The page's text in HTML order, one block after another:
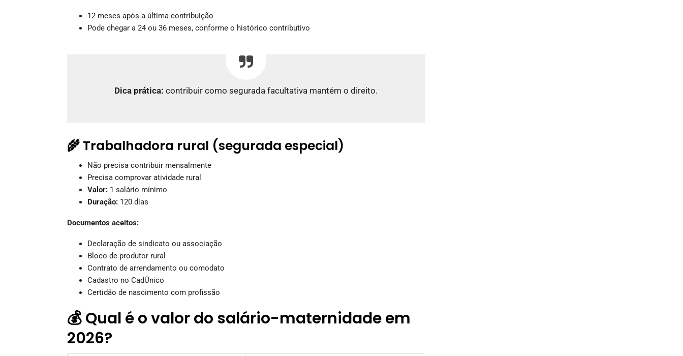
12 meses após a última contribuição
Pode chegar a 24 ou 36 meses, conforme o histórico contributivo
Dica prática: contribuir como segurada facultativa mantém o direito.
🌾 Trabalhadora rural (segurada especial)
Não precisa contribuir mensalmente
Precisa comprovar atividade rural
Valor: 1 salário mínimo
Duração: 120 dias
Documentos aceitos:
Declaração de sindicato ou associação
Bloco de produtor rural
Contrato de arrendamento ou comodato
Cadastro no CadÚnico
Certidão de nascimento com profissão
💰 Qual é o valor do salário-maternidade em
2026?